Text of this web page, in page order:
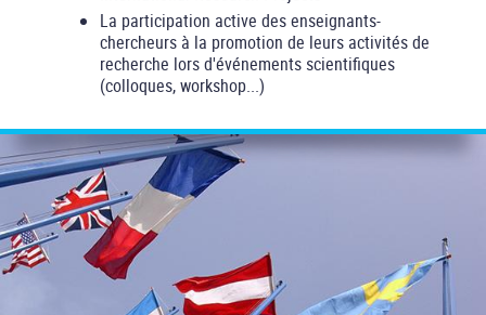
La participation active des enseignants-
chercheurs à la promotion de leurs activités de
recherche lors d'événements scientifiques
(colloques, workshop...)